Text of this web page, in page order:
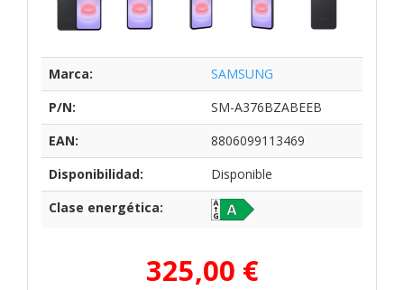
Marca:
SAMSUNG
P/N:
SM-A376BZABEEB
EAN:
8806099113469
Disponibilidad:
Disponible
Clase energética:
325,00 €